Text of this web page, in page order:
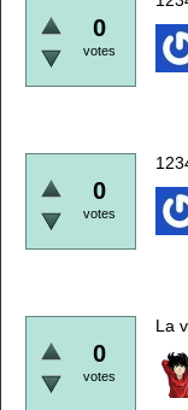
0
votes
0
votes
0
votes
La